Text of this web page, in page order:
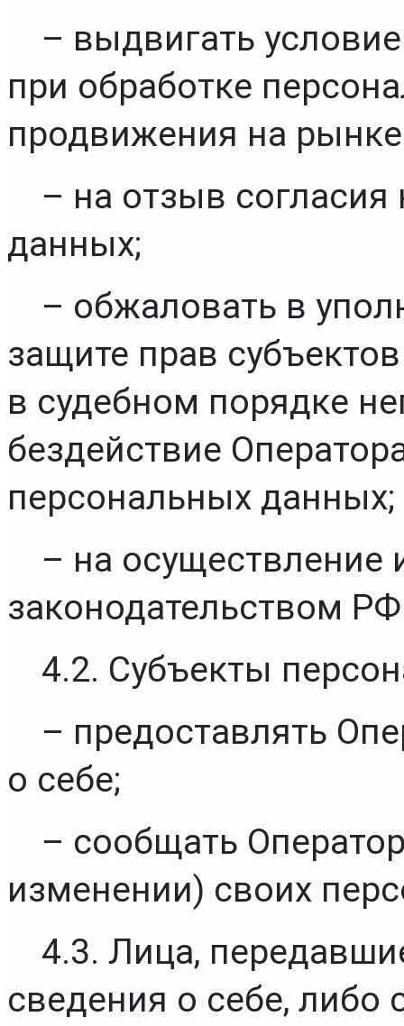
– выдвигать
при обработке
продвижения на рынке
– на отзыв
данных;
– обжаловать в
защите прав
в судебном порядке
бездействие
персональных данных;
– на осуществление
законодательством
4.2. Субъекты
– предоставлять
о себе;
– сообщать
изменении) своих
4.3. Лица,
сведения о себе, либо